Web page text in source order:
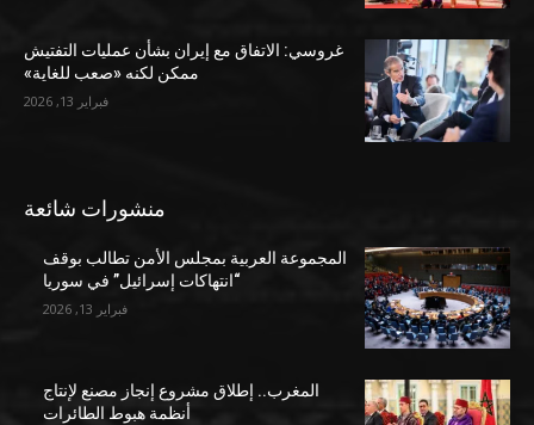
غروسي: الاتفاق مع إيران بشأن عمليات التفتيش
ممكن لكنه «صعب للغاية»
فبراير 13, 2026
منشورات شائعة
المجموعة العربية بمجلس الأمن تطالب بوقف
“انتهاكات إسرائيل” في سوريا
فبراير 13, 2026
المغرب.. إطلاق مشروع إنجاز مصنع لإنتاج
أنظمة هبوط الطائرات